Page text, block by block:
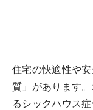
住宅の快適性や
質」があります
るシックハウス